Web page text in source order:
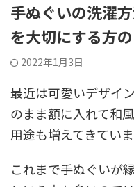
手ぬぐいの洗濯
を大切にする方
2022年1月3日
最近は可愛いデザイ
のまま額に入れて和
用途も増えてきていま
これまで手ぬぐいが